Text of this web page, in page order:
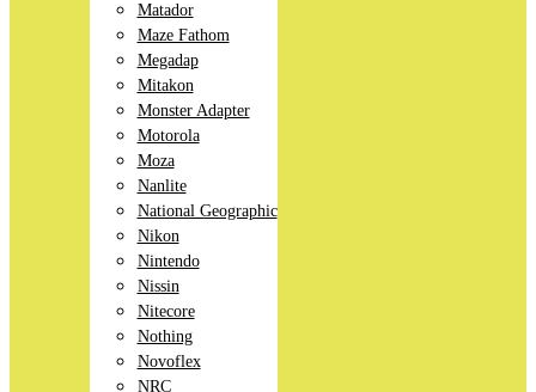
Matador
Maze Fathom
Megadap
Mitakon
Monster Adapter
Motorola
Moza
Nanlite
National Geographic
Nikon
Nintendo
Nissin
Nitecore
Nothing
Novoflex
NRC